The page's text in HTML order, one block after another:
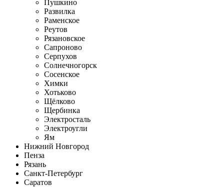
Пушкино
Развилка
Раменское
Реутов
Рязановское
Сапроново
Серпухов
Солнечногорск
Сосенское
Химки
Хотьково
Щёлково
Щербинка
Электросталь
Электроугли
Ям
Нижний Новгород
Пенза
Рязань
Санкт-Петербург
Саратов